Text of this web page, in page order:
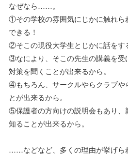
なぜなら……。
①その学校の雰囲気にじかに触れら
できる！
②そこの現役大学生とじかに話をす
③なにより、そこの先生の講義を受
対策を聞くことが出来るから。
④もちろん、サークルやらクラブや
とが出来るから。
⑤保護者の方向けの説明会もあり、
知ることが出来るから。
……などなど、多くの理由が挙げら